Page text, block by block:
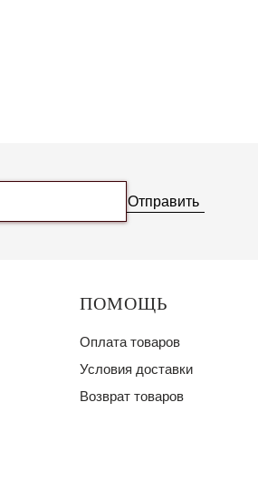
Отправить
ПОМОЩЬ
Оплата товаров
Условия доставки
Возврат товаров